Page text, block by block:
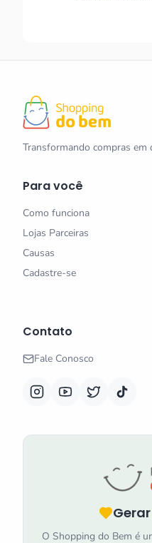
Transformando compras em
Para você
Como funciona
Lojas Parceiras
Causas
Cadastre-se
Contato
Fale Conosco
O Shopping do Bem é